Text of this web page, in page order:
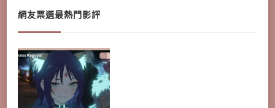
網友票選最熱門影評